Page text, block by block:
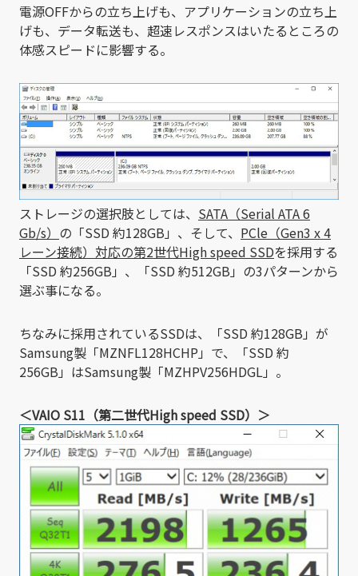
電源OFFからの立ち上げも、アプリケーションの立ち上
げも、データ転送も、超速レスポンスはいたるところの
体感スピードに影響する。
ストレージの選択肢としては、 SATA（Serial ATA 6
Gb/s） の「SSD 約128GB」、そして、 PCle（Gen3 x 4
レーン接続）対応の第2世代High speed SSDを採用する
「SSD 約256GB」、「SSD 約512GB」の3パターンから
選ぶ事になる。
ちなみに採用されているSSDは、「SSD 約128GB」が
Samsung製「MZNFL128HCHP」で、「SSD 約
256GB」はSamsung製「MZHPV256HDGL」。
＜VAIO S11（第二世代High speed SSD）＞